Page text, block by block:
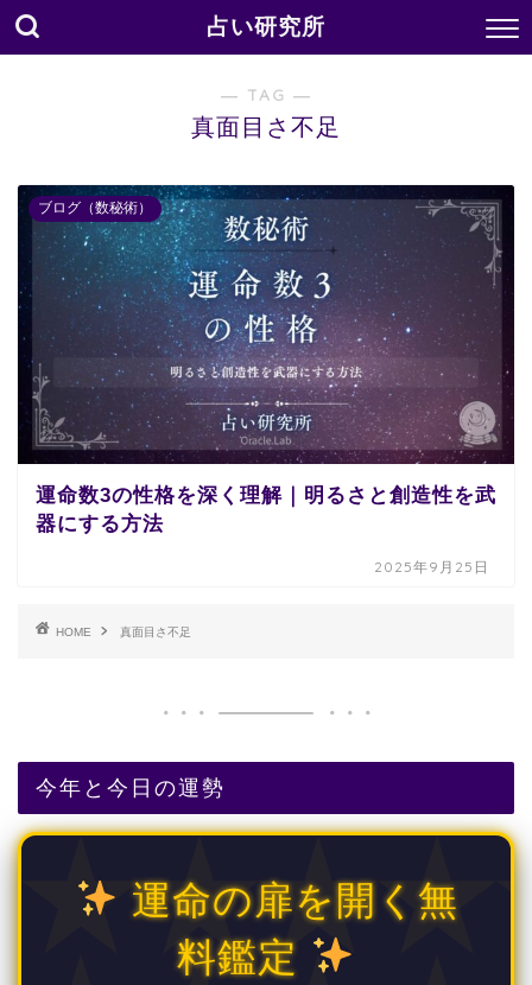
占い研究所
― TAG ―
真面目さ不足
ブログ（数秘術）
運命数3の性格を深く理解｜明るさと創造性を武
器にする方法
2025年9月25日
HOME 真面目さ不足
今年と今日の運勢
運命の扉を開く無
料鑑定